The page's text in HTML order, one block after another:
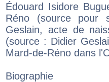
Édouard Isidore
Réno (source pour
Geslain, acte de
(source : Didier
Mard-de-Réno dans
Biographie